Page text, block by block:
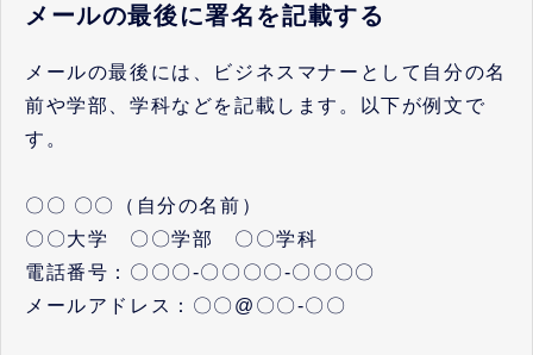
メールの最後に署名を記載する
メールの最後には、ビジネスマナーとして自分の名
前や学部、学科などを記載します。以下が例文で
す。
〇〇 〇〇（自分の名前）
〇〇大学 〇〇学部 〇〇学科
電話番号：〇〇〇-〇〇〇〇-〇〇〇〇
メールアドレス：〇〇@〇〇-〇〇